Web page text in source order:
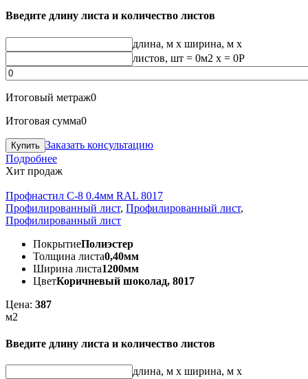
Введите длину листа и количество листов
длина, м x ширина, м x
листов, шт = 0м2 x = 0Р
Итоговый метраж0
Итоговая сумма0
Заказать консультацию
Подробнее
Хит продаж
Профнастил С-8 0.4мм RAL 8017
Профилированный лист, Профилированный лист,
Профилированный лист
ПокрытиеПолиэстер
Толщина листа0,40мм
Ширина листа1200мм
ЦветКоричневый шоколад, 8017
Цена: 387
м2
Введите длину листа и количество листов
длина, м x ширина, м x